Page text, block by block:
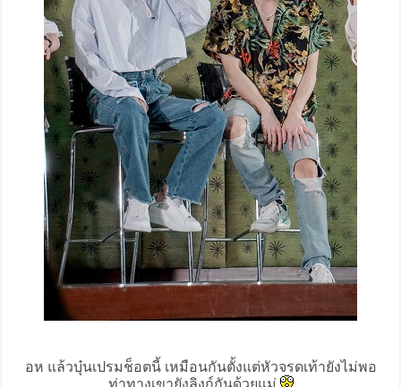
อห แล้วบุ๋นเปรมช็อตนี้ เหมือนกันตั้งแต่หัวจรดเท้ายังไม่พอ